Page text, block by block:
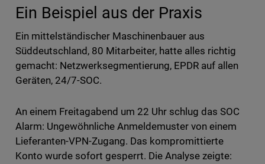
Ein Beispiel aus der Praxis
Ein mittelständischer Maschinenbauer aus
Süddeutschland, 80 Mitarbeiter, hatte alles richtig
gemacht: Netzwerksegmentierung, EPDR auf allen
Geräten, 24/7-SOC.
An einem Freitagabend um 22 Uhr schlug das SOC
Alarm: Ungewöhnliche Anmeldemuster von einem
Lieferanten-VPN-Zugang. Das kompromittierte
Konto wurde sofort gesperrt. Die Analyse zeigte: